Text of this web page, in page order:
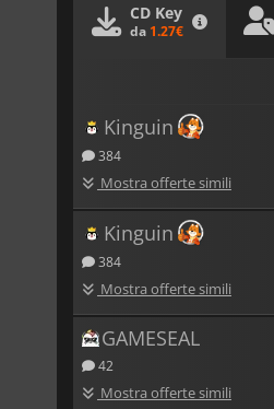
CD Key
da 1.27€
Kinguin
384
Mostra offerte simili
Kinguin
384
Mostra offerte simili
GAMESEAL
42
Mostra offerte simili